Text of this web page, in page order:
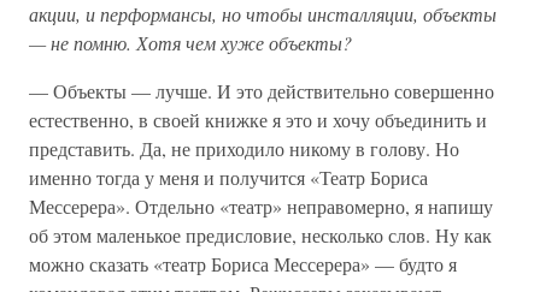
акции, иперформансы, ночтобыинсталляции, объекты
—непомню. Хотячемхужеобъекты?
— Объекты — лучше. И это действительно совершенно
естественно, в своей книжке я это и хочу объединить и
представить. Да, не приходило никому в голову. Но
именно тогда у меня и получится «Театр Бориса
Мессерера». Отдельно «театр» неправомерно, я напишу
об этом маленькое предисловие, несколько слов. Ну как
можно сказать «театр Бориса Мессерера» — будто я